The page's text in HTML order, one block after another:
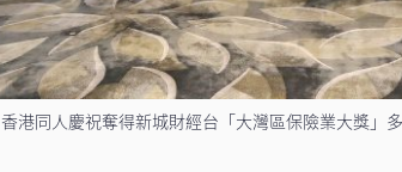
港同人慶祝奪得新城財經台「大灣區保險業大獎」